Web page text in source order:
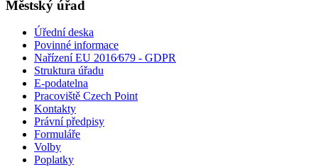
Městský úřad
Úřední deska
Povinné informace
Nařízení EU 2016⁄679 - GDPR
Struktura úřadu
E-podatelna
Pracoviště Czech Point
Kontakty
Právní předpisy
Formuláře
Volby
Poplatky